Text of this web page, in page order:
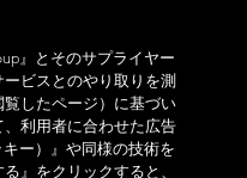
リシー
ー
アプリ
』とそのサプライヤー
ビスとのやり取りを測
したページ）に基づい
利用者に合わせた広告
ー）』や同様の技術を
』をクリックすると、